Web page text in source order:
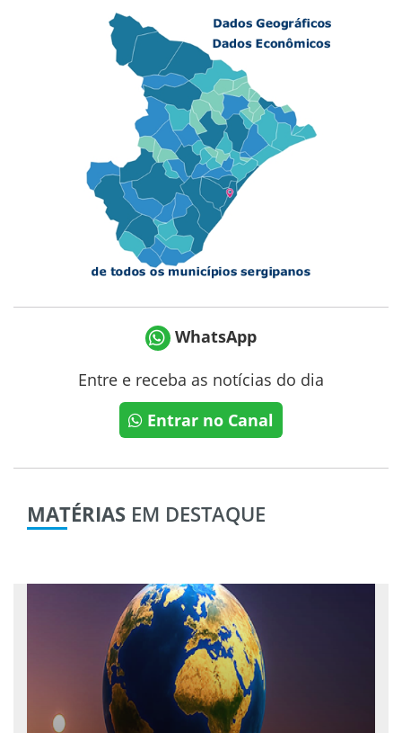
WhatsApp
Entre e receba as notícias do dia
Entrar no Canal
MATÉRIAS EM DESTAQUE